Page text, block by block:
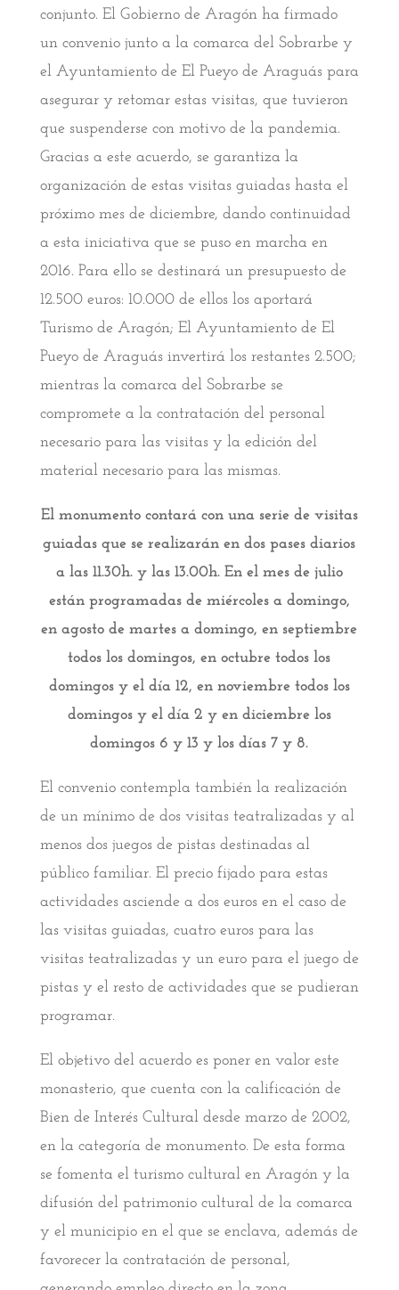
conjunto. El Gobierno de Aragón ha firmado
un convenio junto a la comarca del Sobrarbe y
el Ayuntamiento de El Pueyo de Araguás para
asegurar y retomar estas visitas, que tuvieron
que suspenderse con motivo de la pandemia.
Gracias a este acuerdo, se garantiza la
organización de estas visitas guiadas hasta el
próximo mes de diciembre, dando continuidad
a esta iniciativa que se puso en marcha en
2016. Para ello se destinará un presupuesto de
12.500 euros: 10.000 de ellos los aportará
Turismo de Aragón; El Ayuntamiento de El
Pueyo de Araguás invertirá los restantes 2.500;
mientras la comarca del Sobrarbe se
compromete a la contratación del personal
necesario para las visitas y la edición del
material necesario para las mismas.
El monumento contará con una serie de visitas
guiadas que se realizarán en dos pases diarios
a las 11.30h. y las 13.00h. En el mes de julio
están programadas de miércoles a domingo,
en agosto de martes a domingo, en septiembre
todos los domingos, en octubre todos los
domingos y el día 12, en noviembre todos los
domingos y el día 2 y en diciembre los
domingos 6 y 13 y los días 7 y 8.
El convenio contempla también la realización
de un mínimo de dos visitas teatralizadas y al
menos dos juegos de pistas destinadas al
público familiar. El precio fijado para estas
actividades asciende a dos euros en el caso de
las visitas guiadas, cuatro euros para las
visitas teatralizadas y un euro para el juego de
pistas y el resto de actividades que se pudieran
programar.
El objetivo del acuerdo es poner en valor este
monasterio, que cuenta con la calificación de
Bien de Interés Cultural desde marzo de 2002,
en la categoría de monumento. De esta forma
se fomenta el turismo cultural en Aragón y la
difusión del patrimonio cultural de la comarca
y el municipio en el que se enclava, además de
favorecer la contratación de personal,